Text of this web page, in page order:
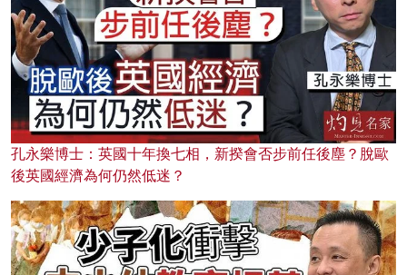
孔永樂博士：英國十年換七相，新揆會否步前任後塵？脫歐
後英國經濟為何仍然低迷？